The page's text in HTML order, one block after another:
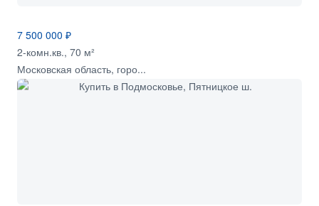
7 500 000 ₽
2-комн.кв., 70 м²
Московская область, горо...